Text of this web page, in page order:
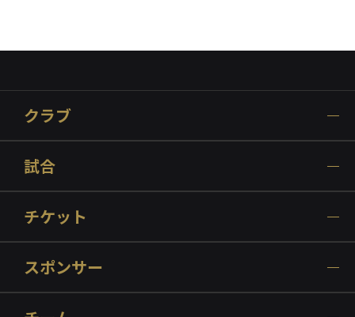
クラブ
試合
チケット
スポンサー